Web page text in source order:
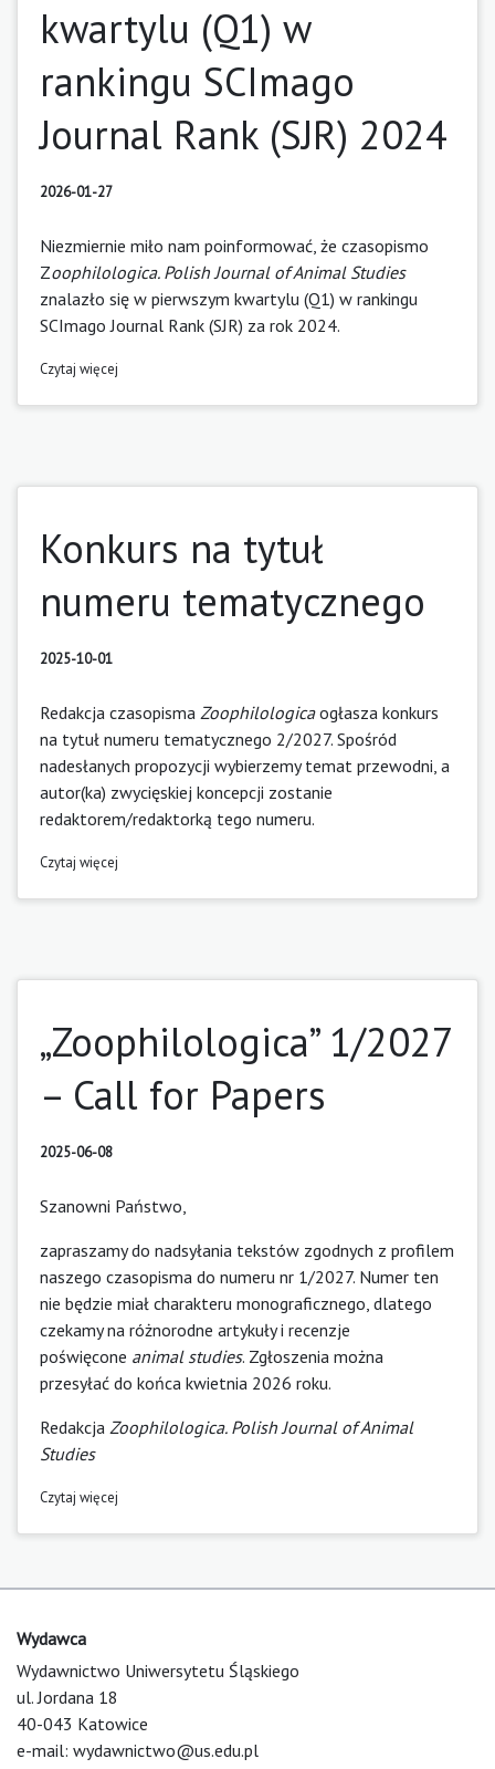
kwartylu (Q1) w
rankingu SCImago
Journal Rank (SJR) 2024
2026-01-27
Niezmiernie miło nam poinformować, że czasopismo
Zoophilologica. Polish Journal of Animal Studies
znalazło się w pierwszym kwartylu (Q1) w rankingu
SCImago Journal Rank (SJR) za rok 2024.
Czytaj więcej
Konkurs na tytuł
numeru tematycznego
2025-10-01
Redakcja czasopisma Zoophilologicaogłasza konkurs
na tytuł numeru tematycznego 2/2027. Spośród
nadesłanych propozycji wybierzemy temat przewodni, a
autor(ka) zwycięskiej koncepcji zostanie
redaktorem/redaktorką tego numeru.
Czytaj więcej
„Zoophilologica” 1/2027
– Call for Papers
2025-06-08
Szanowni Państwo,
zapraszamy do nadsyłania tekstów zgodnych z profilem
naszego czasopisma do numeru nr 1/2027. Numer ten
nie będzie miał charakteru monograficznego, dlatego
czekamy na różnorodne artykuły i recenzje
poświęcone animal studies. Zgłoszenia można
przesyłać do końca kwietnia 2026 roku.
Redakcja Zoophilologica. Polish Journal of Animal
Studies
Czytaj więcej
Wydawca
Wydawnictwo Uniwersytetu Śląskiego
ul. Jordana 18
40-043 Katowice
e-mail: wydawnictwo@us.edu.pl